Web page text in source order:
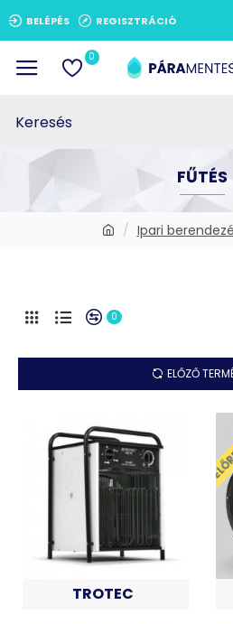
BELÉPÉS REGISZTRÁCIÓ
0
Ipari
FŰTÉS
0
ELŐZŐ
TROTEC